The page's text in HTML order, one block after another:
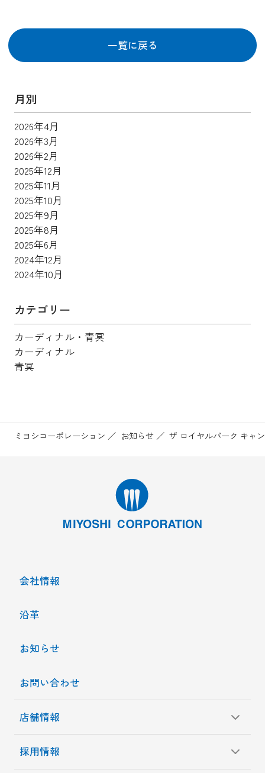
一覧に戻る
月別
2026年4月
2026年3月
2026年2月
2025年12月
2025年11月
2025年10月
2025年9月
2025年8月
2025年6月
2024年12月
2024年10月
カテゴリー
カーディナル・青冥
カーディナル
青冥
ミヨシコーポレーション お知らせ ザ ロイヤルパーク キャ
会社情報
沿革
お知らせ
お問い合わせ
店舗情報
採用情報